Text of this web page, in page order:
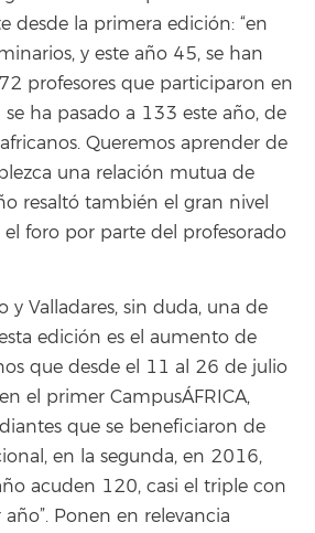
desde la primera edición: “en
y este año 45, se han
profesores que participaron en
ha pasado a 133 este año, de
Queremos aprender de
una relación mutua de
resaltó también el gran nivel
foro por parte del profesorado
y Valladares, sin duda, una de
edición es el aumento de
que desde el 11 al 26 de julio
el primer CampusÁFRICA,
que se beneficiaron de
en la segunda, en 2016,
acuden 120, casi el triple con
Ponen en relevancia